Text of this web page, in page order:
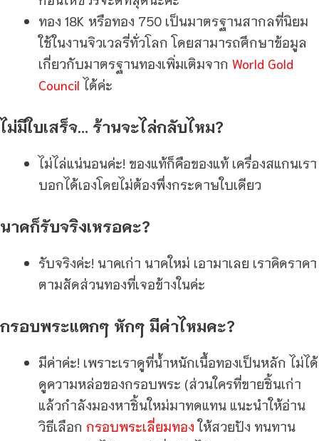
ทอง 18K หรือทอง 750 เป็นมาตรฐานสากลที่นิยม
ใช้ในงานจิวเวลรี่ทั่วโลก โดยสามารถศึกษาข้อมูล
เกี่ยวกับมาตรฐานทองเพิ่มเติมจาก World Gold
Council ได้ค่ะ
ไม่มีใบเสร็จ… ร้านจะไล่กลับไหม?
ไม่ไล่แน่นอนค่ะ! ของแท้ก็คือของแท้ เครื่องสแกนเรา
บอกได้เองโดยไม่ต้องพึ่งกระดาษใบเดียว
นาคก็รับจริงเหรอคะ?
รับจริงค่ะ! นาคเก่า นาคใหม่ เอามาเลย เราคิดราคา
ตามสัดส่วนทองที่เจอข้างในค่ะ
กรอบพระแตกๆ หักๆ มีค่าไหมคะ?
มีค่าค่ะ! เพราะเราดูที่น้ำหนักเนื้อทองเป็นหลัก ไม่ได้
ดูความหล่อของกรอบพระ (ส่วนใครที่ขายชิ้นเก่า
แล้วกำลังมองหาชิ้นใหม่มาทดแทน แนะนำให้อ่าน
วิธีเลือก กรอบพระเลี่ยมทอง ให้สวยปัง ทนทาน